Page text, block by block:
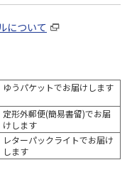
について
ゆうパケットでお届けします
定形外郵便(簡易書留)でお届
けします
レターパックライトでお届け
します